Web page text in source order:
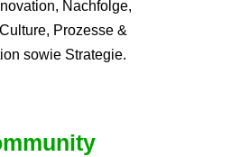
Nachfolge,
Prozesse &
sowie Strategie.